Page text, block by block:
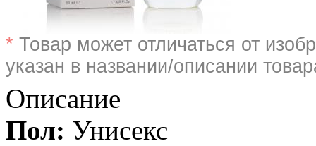
* Товар может отличаться от
указан в названии/описании
Описание
Пол: Унисекс